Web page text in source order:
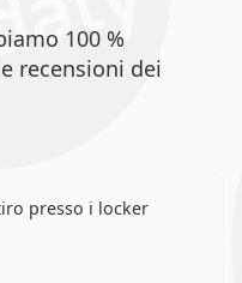
100 %
recensioni dei
presso i locker